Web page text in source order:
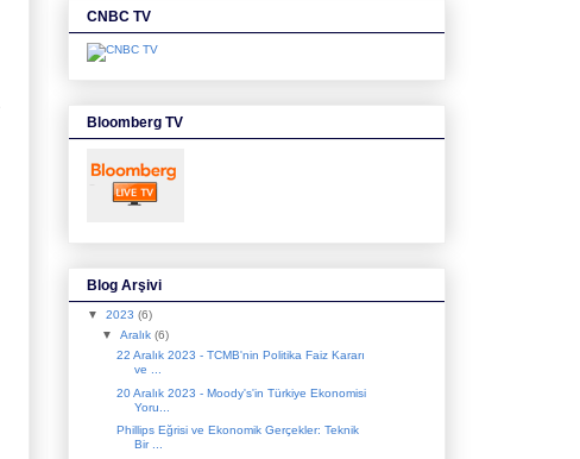
CNBC TV
Bloomberg TV
Blog Arşivi
▼ 2023 (6)
▼ Aralık (6)
22 Aralık 2023 - TCMB'nin Politika Faiz Kararı
ve ...
20 Aralık 2023 - Moody's'in Türkiye Ekonomisi
Yoru...
Phillips Eğrisi ve Ekonomik Gerçekler: Teknik
Bir ...